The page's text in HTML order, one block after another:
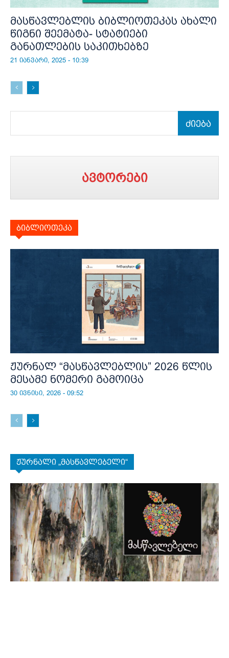
მასწავლებლის ბიბლიოთეკას ახალი
წიგნი შეემატა- სტატიები
განათლების საკითხებზე
21 იანვარი, 2025 - 10:39
ძიება
ავტორები
ბიბლიოთეკა
ჟურნალ “მასწავლებლის” 2026 წლის
მესამე ნომერი გამოიცა
30 ივნისი, 2026 - 09:52
ჟურნალი „მასწავლებელი“